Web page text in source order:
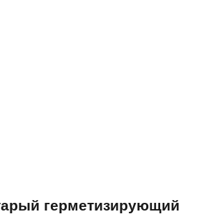
герметизирующий